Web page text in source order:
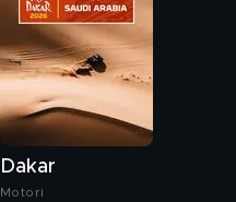
Dakar
Motori